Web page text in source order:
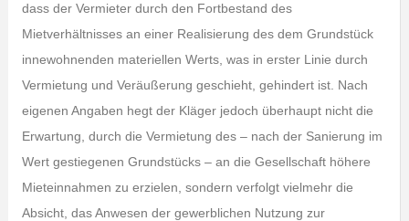
dass der Vermieter durch den Fortbestand des
Mietverhältnisses an einer Realisierung des dem Grundstück
innewohnenden materiellen Werts, was in erster Linie durch
Vermietung und Veräußerung geschieht, gehindert ist. Nach
eigenen Angaben hegt der Kläger jedoch überhaupt nicht die
Erwartung, durch die Vermietung des – nach der Sanierung im
Wert gestiegenen Grundstücks – an die Gesellschaft höhere
Mieteinnahmen zu erzielen, sondern verfolgt vielmehr die
Absicht, das Anwesen der gewerblichen Nutzung zur